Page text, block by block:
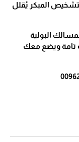
المبكر يُقلل
البولية
تامة ويضع معك